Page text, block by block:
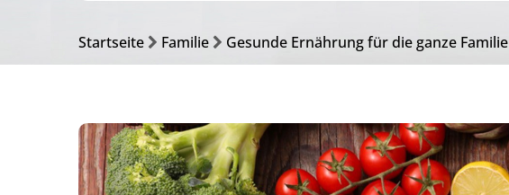
Startseite Familie Gesunde Ernährung für die ganze Familie